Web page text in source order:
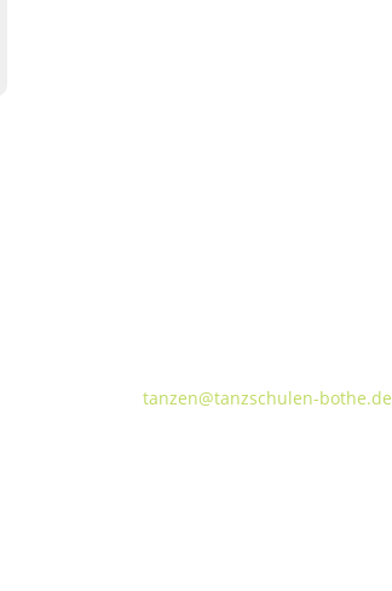
tanzen@tanzschulen-bothe.de